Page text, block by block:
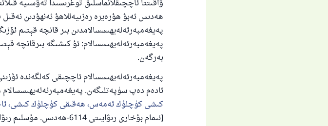
ھەدىس ئەبۇ ھۇرەيرە رەزىيەللاھۇ ئەنھۇدىن
پەيغەمبەرئەلەيھىسسالامدىن بىر قانچە قېتىم
پەيغەمبەرئەلەيھىسسالام: ئۇ كىشىگە بىرقانچە
بەرگەن.
پەيغەمبەرئەلەيھىسسالام ئاچچىقى كەلگەندە
ئادەم دەپ سۈپەتلىگەن.
كىشى كۈچلۈك ئەمەس، ھەقىقى كۈچلۈك كىشى،
[ئىمام بۇخارى رىۋايىتى 6114-ھەدىس. مۇسلىم رىۋايىتى 4723-ھەدىس].